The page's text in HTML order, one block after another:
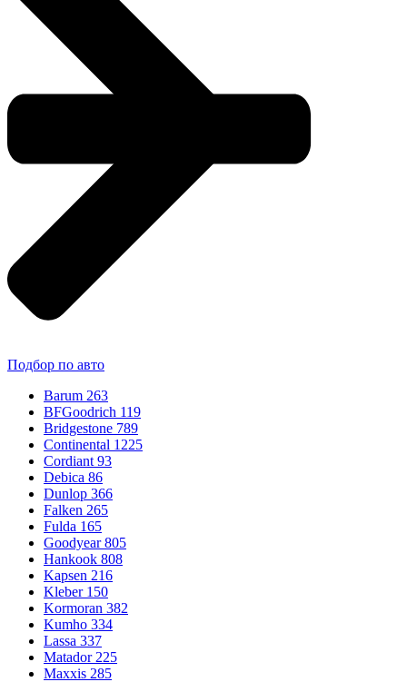
Подбор по авто
Barum 263
BFGoodrich 119
Bridgestone 789
Continental 1225
Cordiant 93
Debica 86
Dunlop 366
Falken 265
Fulda 165
Goodyear 805
Hankook 808
Kapsen 216
Kleber 150
Kormoran 382
Kumho 334
Lassa 337
Matador 225
Maxxis 285